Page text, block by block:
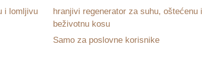
i lomljivu
hranjivi regenerator za suhu, oštećenu i
beživotnu kosu
Samo za poslovne korisnike